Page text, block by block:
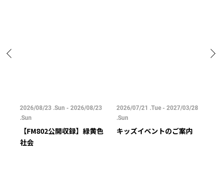
2026/08/23 .Sun - 2026/08/23
.Sun
【FM802公開収録】緑黄色
社会
2026/07/21 .Tue - 2027/03/28
.Sun
キッズイベントのご案内